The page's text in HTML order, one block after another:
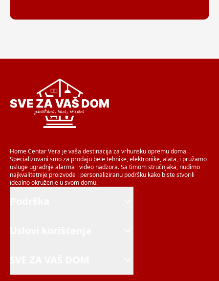
Home Centar Vera je vaša destinacija za vrhunsku opremu doma.
Specializovani smo za prodaju bele tehnike, elektronike, alata, i pružamo
usluge ugradnje alarma i video nadzora. Sa timom stručnjaka, nudimo
najkvalitetnije proizvode i personaliziranu podršku kako biste stvorili
idealno okruženje u svom domu.